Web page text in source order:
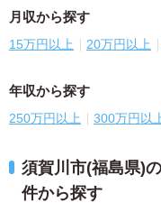
月収から探す
15万円以上 20万円以上
年収から探す
250万円以上 300万円以
須賀川市(福島県)
件から探す